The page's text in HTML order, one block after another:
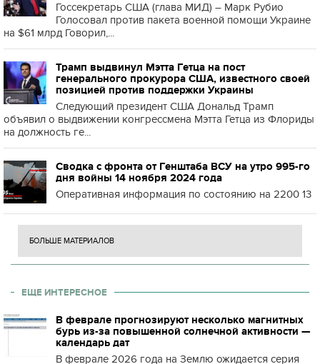
Госсекретарь США (глава МИД) – Марк Рубио
Голосовал против пакета военной помощи Украине
на $61 млрд Говорил,...
Трамп выдвинул Мэтта Гетца на пост
генерального прокурора США, известного своей
позицией против поддержки Украины
Следующий президент США Дональд Трамп
объявил о выдвижении конгрессмена Мэтта Гетца из Флориды
на должность ге...
Сводка с фронта от Генштаба ВСУ на утро 995-го
дня войны 14 ноября 2024 года
Оперативная информация по состоянию на 2200 13
БОЛЬШЕ МАТЕРИАЛОВ
ЕЩЕ ИНТЕРЕСНОЕ
В феврале прогнозируют несколько магнитных
бурь из-за повышенной солнечной активности —
календарь дат
В феврале 2026 года на Землю ожидается серия